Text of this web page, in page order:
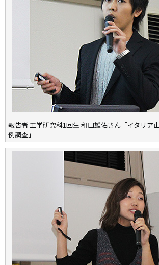
報告者 工学研究科1回生 和田雄佑さん「イタリア
例調査」